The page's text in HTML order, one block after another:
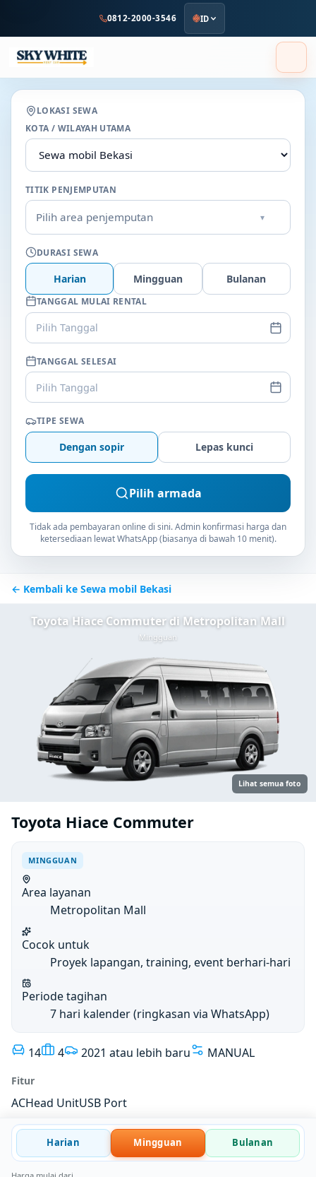
utama
0812-2000-3546 ID
LOKASI SEWA
KOTA / WILAYAH UTAMA
TITIK PENJEMPUTAN
Pilih area penjemputan ▾
DURASI SEWA
Harian Mingguan Bulanan
TANGGAL MULAI RENTAL
Pilih Tanggal
TANGGAL SELESAI
Pilih Tanggal
TIPE SEWA
Dengan sopir Lepas kunci
Pilih armada
Tidak ada pembayaran online di sini. Admin konfirmasi harga dan
ketersediaan lewat WhatsApp (biasanya di bawah 10 menit).
← Kembali ke Sewa mobil Bekasi
Toyota Hiace Commuter di Metropolitan Mall
Mingguan
Lihat semua foto
Toyota Hiace Commuter
MINGGUAN
Area layanan
Metropolitan Mall
Cocok untuk
Proyek lapangan, training, event berhari-hari
Periode tagihan
7 hari kalender (ringkasan via WhatsApp)
14 4 2021 atau lebih baru MANUAL
Fitur
ACHead UnitUSB Port
Harian Mingguan Bulanan